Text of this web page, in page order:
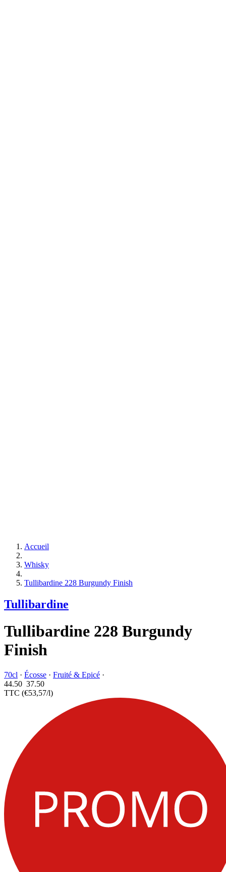
Accueil
Whisky
Tullibardine 228 Burgundy Finish
Tullibardine
Tullibardine 228 Burgundy
Finish
70cl · Écosse · Fruité & Epicé ·
44.50 37.50
TTC (€53,57/l)